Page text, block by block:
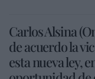
Carlos Alsina
de acuerdo la
esta nueva ley,